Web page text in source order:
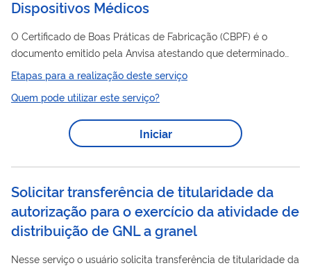
Dispositivos Médicos
O Certificado de Boas Práticas de Fabricação (CBPF) é o
documento emitido pela Anvisa atestando que determinado
estabelecimento cumpre com as Boas Práticas de Fabricação.
Armazenagem (CBPDA) é o documento emitido pela Anvisa
atestando que determinado estabelecimento cumpre com as
Boas Práticas de
Distribuiçãoe Armazenagem ou Boas
Etapas para a realização deste serviço
Quem pode utilizar este serviço?
Iniciar
Solicitar transferência de titularidade da
autorização para o exercício da atividade de
distribuição de GNL a granel
Nesse serviço o usuário solicita transferência de titularidade da